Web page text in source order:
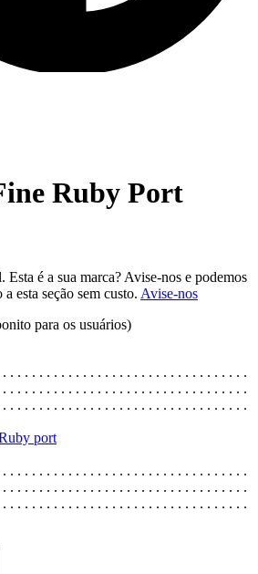
Ruby Port
é a sua marca? Avise-nos e podemos
esta seção sem custo. Avise-nos
para os usuários)
. . . . . . . . . . . . . . . . . . . . . . . . . . . . . . . . .
. . . . . . . . . . . . . . . . . . . . . . . . . . . . . . . . .
. . . . . . . . . . . . . . . . . . . . . . . . . . . . . . . . .
port
. . . . . . . . . . . . . . . . . . . . . . . . . . . . . . . . .
. . . . . . . . . . . . . . . . . . . . . . . . . . . . . . . . .
. . . . . . . . . . . . . . . . . . . . . . . . . . . . . . . . .